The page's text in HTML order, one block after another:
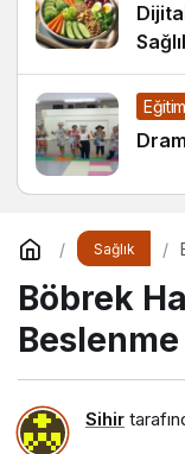
Eğitim
Sağlık
Böbrek
Beslenme
Sihir